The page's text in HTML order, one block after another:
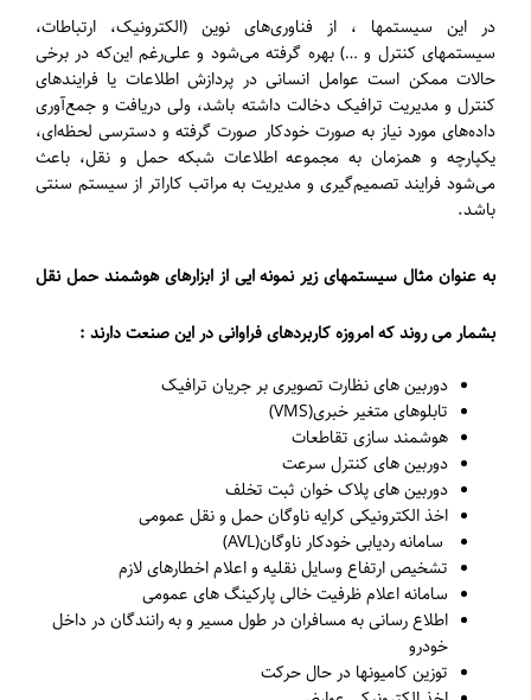
در این سیستمها ، از فناوری‌های نوین (الکترونیک، ارتباطات،
سیستمهای کنترل و …) بهره گرفته می‌شود و علی‌رغم این‌که در برخی
حالات ممکن است عوامل انسانی در پردازش اطلاعات یا فرایندهای
کنترل و مدیریت ترافیک دخالت داشته باشد، ولی دریافت و جمع‌آوری
داده‌های مورد نیاز به صورت خودکار صورت گرفته و دسترسی لحظه‌ای،
یکپارچه و همزمان به مجموعه اطلاعات شبکه حمل و نقل، باعث
می‌شود فرایند تصمیم‌گیری و مدیریت به مراتب کاراتر از سیستم سنتی
باشد.
به عنوان مثال سیستمهای زیر نمونه ایی از ابزارهای هوشمند حمل نقل
بشمار می روند که امروزه کاربردهای فراوانی در این صنعت دارند :
دوربین های نظارت تصویری بر جریان ترافیک
تابلوهای متغیر خبری(VMS)
هوشمند سازی تقاطعات
دوربین های کنترل سرعت
دوربین های پلاک خوان ثبت تخلف
اخذ الکترونیکی کرایه ناوگان حمل و نقل عمومی
سامانه ردیابی خودکار ناوگان(AVL)
تشخیص ارتفاع وسایل نقلیه و اعلام اخطارهای لازم
سامانه اعلام ظرفیت خالی پارکینگ های عمومی
اطلاع رسانی به مسافران در طول مسیر و به رانندگان در داخل
خودرو
توزین کامیونها در حال حرکت